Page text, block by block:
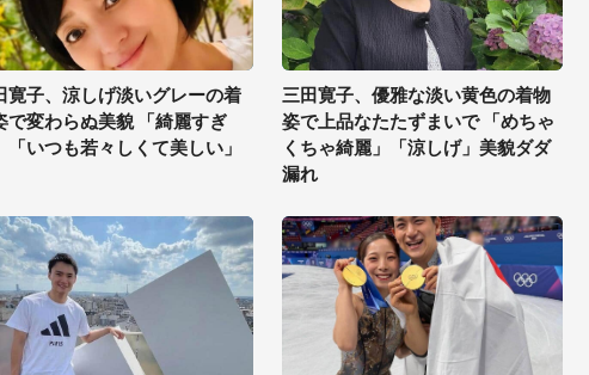
寛子、涼しげ淡いグレーの着
で変わらぬ美貌 「綺麗すぎ
「いつも若々しくて美しい」
三田寛子、優雅な淡い黄色の着物
姿で上品なたたずまいで 「めちゃ
くちゃ綺麗」「涼しげ」美貌ダダ
漏れ